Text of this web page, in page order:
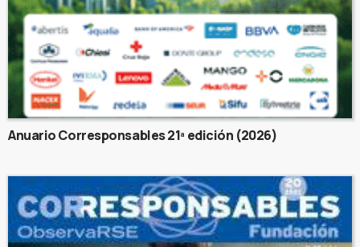
Anuario Corresponsables 21ª edición (2026)